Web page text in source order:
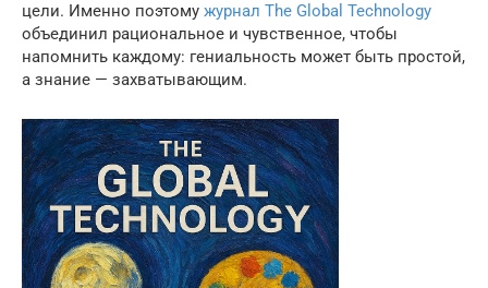
цели. Именно поэтому журнал The Global Technology
объединил рациональное и чувственное, чтобы
напомнить каждому: гениальность может быть простой,
а знание — захватывающим.